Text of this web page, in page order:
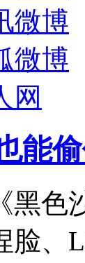
微博
微博
网
能
黑色
脸、